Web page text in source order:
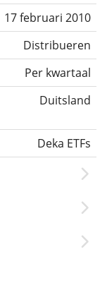
17 februari 2010
Distribueren
Per kwartaal
Duitsland
Deka ETFs